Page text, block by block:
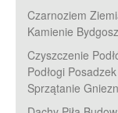
Czarnoziem
Kamienie
Czyszczenie
Podłogi
Sprzątanie